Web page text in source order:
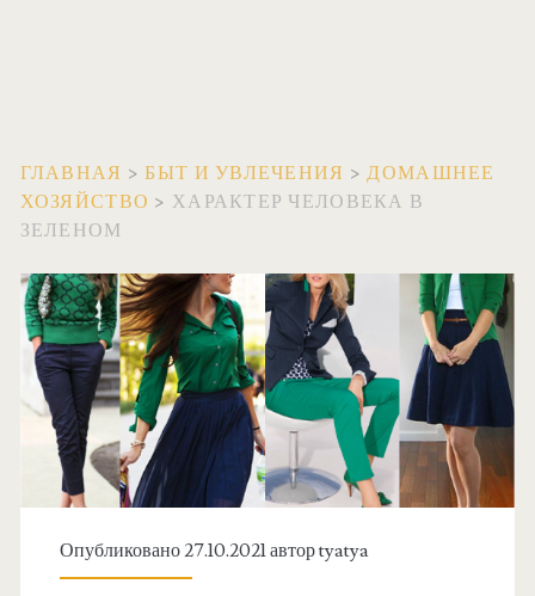
ГЛАВНАЯ >БЫТ И УВЛЕЧЕНИЯ >ДОМАШНЕЕ
ХОЗЯЙСТВО > ХАРАКТЕР ЧЕЛОВЕКА В
ЗЕЛЕНОМ
Опубликовано 27.10.2021 авторtyatya